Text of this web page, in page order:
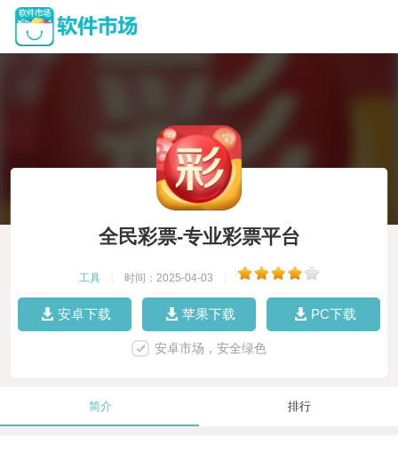
全民彩票-专业彩票平台
工具 时间：2025-04-03
安卓下载 苹果下载 PC下载
安卓市场，安全绿色
简介 排行